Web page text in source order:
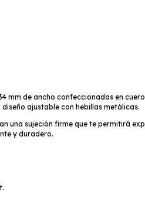
mm de ancho confeccionadas en
ajustable con hebillas metálicas.
una sujeción firme que te permitirá
y duradero.